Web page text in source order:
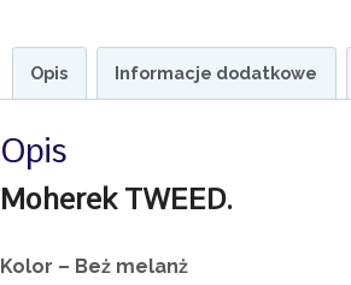
Opis Informacje dodatkowe
Opis
Moherek TWEED.
Kolor – Beż melanż